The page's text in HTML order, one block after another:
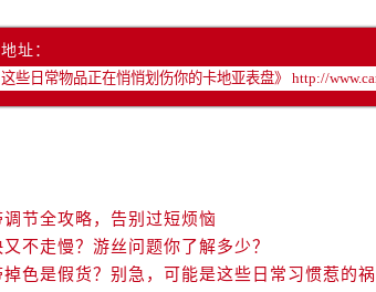
址：
节全攻略，告别过短烦恼
不走慢？游丝问题你了解多少？
色是假货？别急，可能是这些日常习惯惹的祸